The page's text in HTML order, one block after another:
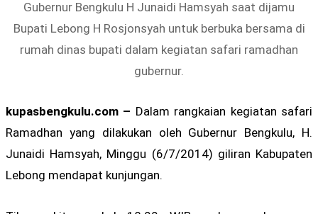
Gubernur Bengkulu H Junaidi Hamsyah saat dijamu
Bupati Lebong H Rosjonsyah untuk berbuka bersama di
rumah dinas bupati dalam kegiatan safari ramadhan
gubernur.
kupasbengkulu.com – Dalam rangkaian kegiatan safari
Ramadhan yang dilakukan oleh Gubernur Bengkulu, H.
Junaidi Hamsyah, Minggu (6/7/2014) giliran Kabupaten
Lebong mendapat kunjungan.